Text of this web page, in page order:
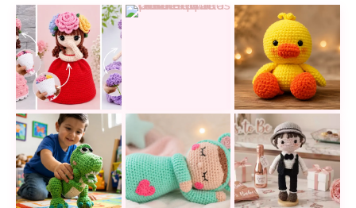
17 muñecas reversibles a crochet que esconden
Dulces caballitos a crochet que
Este pato